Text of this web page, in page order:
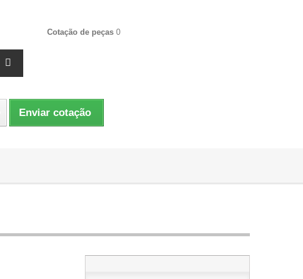
Cotação de peças 0
Enviar cotação